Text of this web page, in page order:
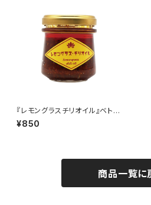
『レモングラスチリオイル』ベトナ
ム調味料【常温品】（瓶入り75g）
¥850
商品一覧に